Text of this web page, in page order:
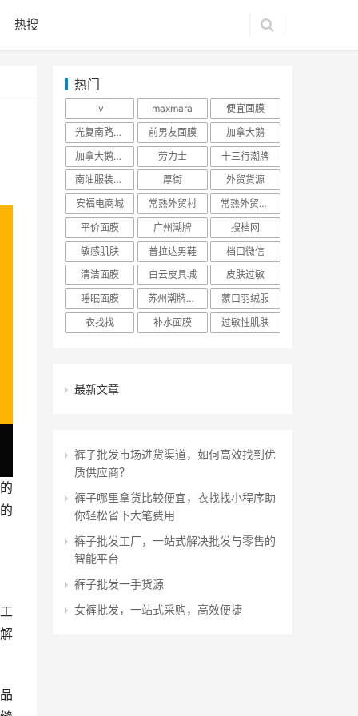
热搜
热门
lv maxmara
便宜面膜
光复南路潮牌
前男友面膜
加拿大鹅
加拿大鹅羽绒服
劳力士
十三行潮牌
南油服装批发市场
厚街
外贸货源
安福电商城
常熟外贸村
常熟外贸村货源
平价面膜
广州潮牌
搜档网
敏感肌肤
普拉达男鞋
档口微信
清洁面膜
白云皮具城
皮肤过敏
睡眠面膜
苏州潮牌货源
蒙口羽绒服
衣找找
补水面膜 过敏性肌肤
最新文章
裤子批发市场进货渠道，如何高效找到优
质供应商？
裤子哪里拿货比较便宜，衣找找小程序助
你轻松省下大笔费用
裤子批发工厂，一站式解决批发与零售的
智能平台
裤子批发一手货源
女裤批发，一站式采购，高效便捷